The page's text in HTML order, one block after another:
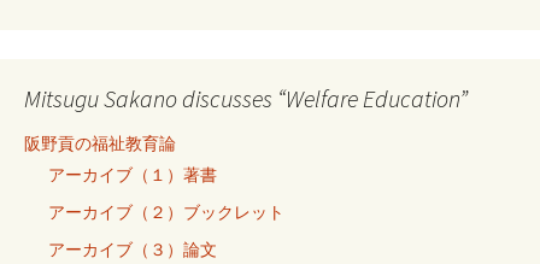
Mitsugu Sakano discusses “Welfare Education”
阪野貢の福祉教育論
アーカイブ（１）著書
アーカイブ（２）ブックレット
アーカイブ（３）論文